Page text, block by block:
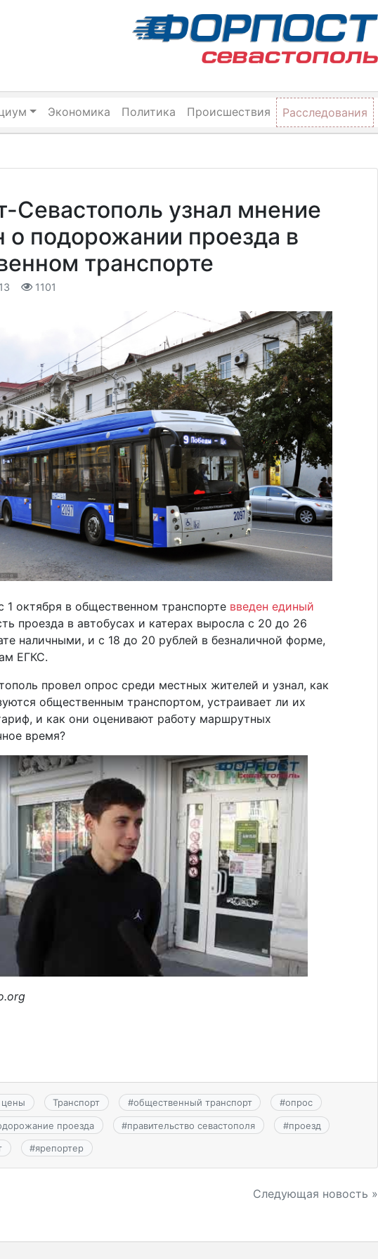
Экономика Политика Происшествия Расследования
Севастополь узнал мнение
о подорожании проезда в
транспорте
1101
1 октября в общественном транспорте введен единый
проезда в автобусах и катерах выросла с 20 до 26
наличными, и с 18 до 20 рублей в безналичной форме,
ЕГКС.
провел опрос среди местных жителей и узнал, как
общественным транспортом, устраивает ли их
и как они оценивают работу маршрутных
время?
Транспорт #общественный транспорт #опрос
проезда #правительство севастополя #проезд
#ярепортер
Следующая новость »